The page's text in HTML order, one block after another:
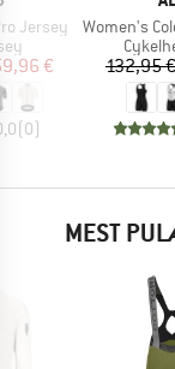
Jersey
pris
€
(0)
Artikel
Women's Color Block
132,95 €
MEST